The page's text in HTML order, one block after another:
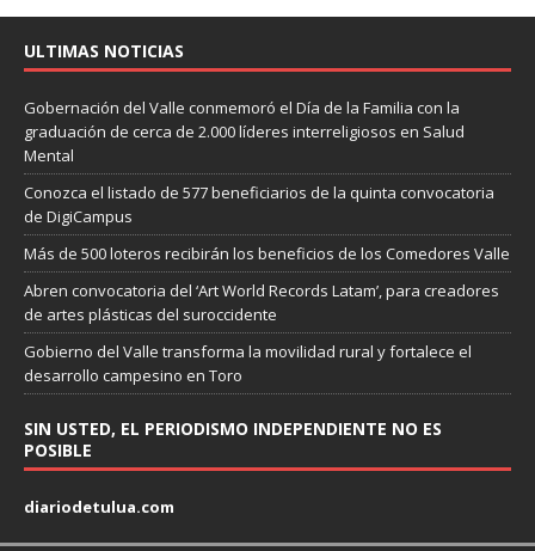
ULTIMAS NOTICIAS
Gobernación del Valle conmemoró el Día de la Familia con la
graduación de cerca de 2.000 líderes interreligiosos en Salud
Mental
Conozca el listado de 577 beneficiarios de la quinta convocatoria
de DigiCampus
Más de 500 loteros recibirán los beneficios de los Comedores Valle
Abren convocatoria del ‘Art World Records Latam’, para creadores
de artes plásticas del suroccidente
Gobierno del Valle transforma la movilidad rural y fortalece el
desarrollo campesino en Toro
SIN USTED, EL PERIODISMO INDEPENDIENTE NO ES
POSIBLE
diariodetulua.com